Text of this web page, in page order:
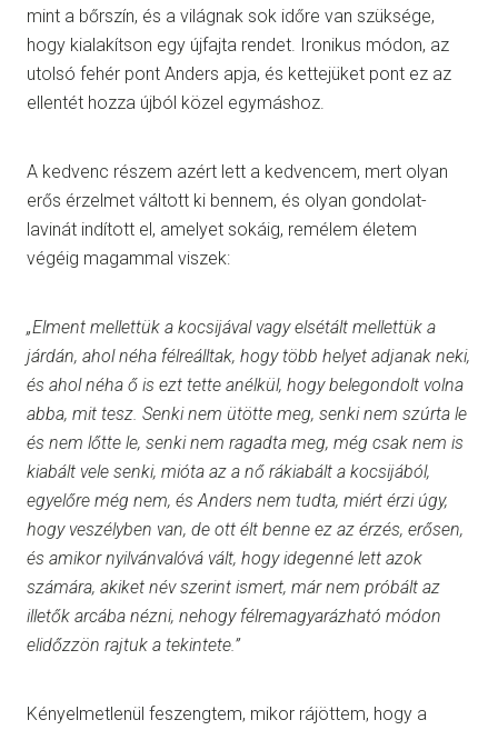
mint a bőrszín, és a világnak sok időre van szüksége,
hogy kialakítson egy újfajta rendet. Ironikus módon, az
utolsó fehér pont Anders apja, és kettejüket pont ez az
ellentét hozza újból közel egymáshoz.
A kedvenc részem azért lett a kedvencem, mert olyan
erős érzelmet váltott ki bennem, és olyan gondolat-
lavinát indított el, amelyet sokáig, remélem életem
végéig magammal viszek:
„Elment mellettük a kocsijával vagy elsétált mellettük a
járdán, ahol néha félreálltak, hogy több helyet adjanak neki,
és ahol néha ő is ezt tette anélkül, hogy belegondolt volna
abba, mit tesz. Senki nem ütötte meg, senki nem szúrta le
és nem lőtte le, senki nem ragadta meg, még csak nem is
kiabált vele senki, mióta az a nő rákiabált a kocsijából,
egyelőre még nem, és Anders nem tudta, miért érzi úgy,
hogy veszélyben van, de ott élt benne ez az érzés, erősen,
és amikor nyilvánvalóvá vált, hogy idegenné lett azok
számára, akiket név szerint ismert, már nem próbált az
illetők arcába nézni, nehogy félremagyarázható módon
elidőzzön rajtuk a tekintete.”
Kényelmetlenül feszengtem, mikor rájöttem, hogy a